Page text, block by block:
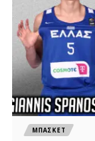
ΜΠΑΣΚΕΤ